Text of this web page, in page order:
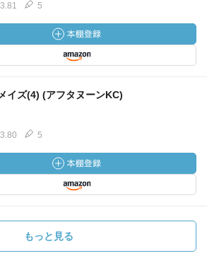
3.81 5
イズ(4) (アフタヌーンKC)
3.80 5
もっと見る